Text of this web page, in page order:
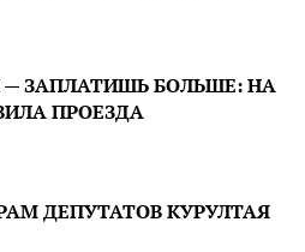
ЗАПЛАТИШЬ БОЛЬШЕ: НА
ПРОЕЗДА
ДЕПУТАТОВ КУРУЛТАЯ